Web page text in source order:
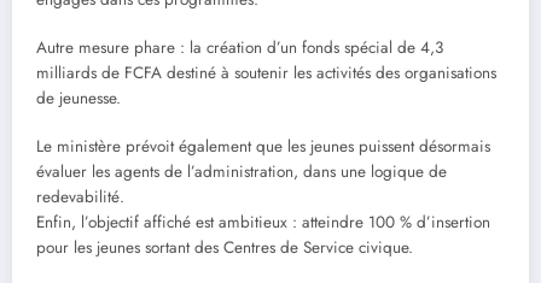
Autre mesure phare : la création d’un fonds spécial de 4,3
milliards de FCFA destiné à soutenir les activités des organisations
de jeunesse.
Le ministère prévoit également que les jeunes puissent désormais
évaluer les agents de l’administration, dans une logique de
redevabilité.
Enfin, l’objectif affiché est ambitieux : atteindre 100 % d’insertion
pour les jeunes sortant des Centres de Service civique.